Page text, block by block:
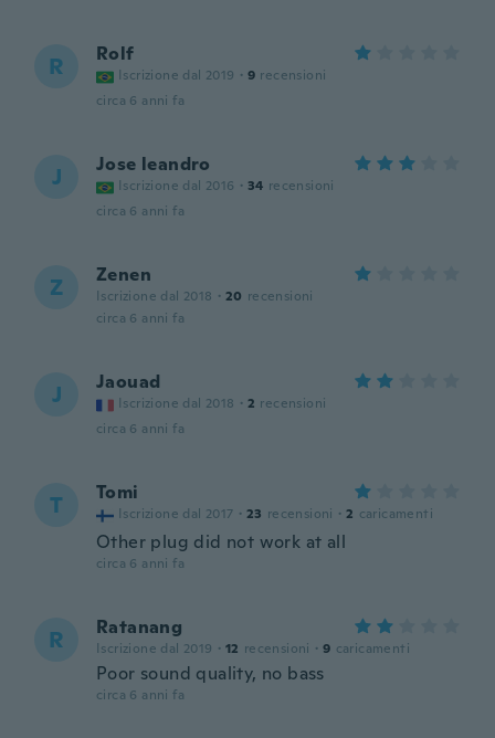
R Rolf
Iscrizione dal 2019 · 9 recensioni
circa 6 anni fa
J Jose leandro
Iscrizione dal 2016 · 34 recensioni
circa 6 anni fa
Z Zenen
Iscrizione dal 2018 · 20 recensioni
circa 6 anni fa
J Jaouad
Iscrizione dal 2018 · 2 recensioni
circa 6 anni fa
T Tomi
Iscrizione dal 2017 · 23 recensioni · 2 caricamenti
Other plug did not work at all
circa 6 anni fa
R Ratanang
Iscrizione dal 2019 · 12 recensioni · 9 caricamenti
Poor sound quality, no bass
circa 6 anni fa